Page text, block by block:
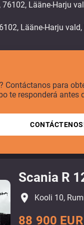
Lääne-Harju
Contáctanos para
te responderá antes
Scania R
88 900 EUR
place